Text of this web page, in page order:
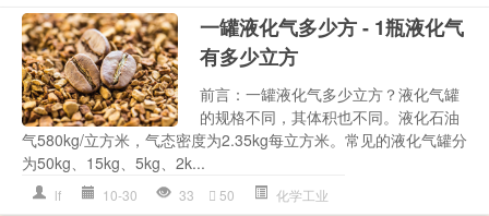
一罐液化气多少方 - 1瓶液化气
有多少立方
前言：一罐液化气多少立方？液化气罐
的规格不同，其体积也不同。液化石油
气580kg/立方米，气态密度为2.35kg每立方米。常见的液化气罐分
为50kg、15kg、5kg、2k...
lf 10-30 33 50 化学工业